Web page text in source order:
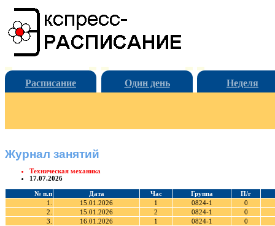
Расписание Один день Неделя
Журнал занятий
Техническая механика
17.07.2026
№ п.п Дата Час Группа
П/г
1.
15.01.2026 1 0824-1
0
2.
15.01.2026 2 0824-1
0
3.
16.01.2026 1 0824-1
0